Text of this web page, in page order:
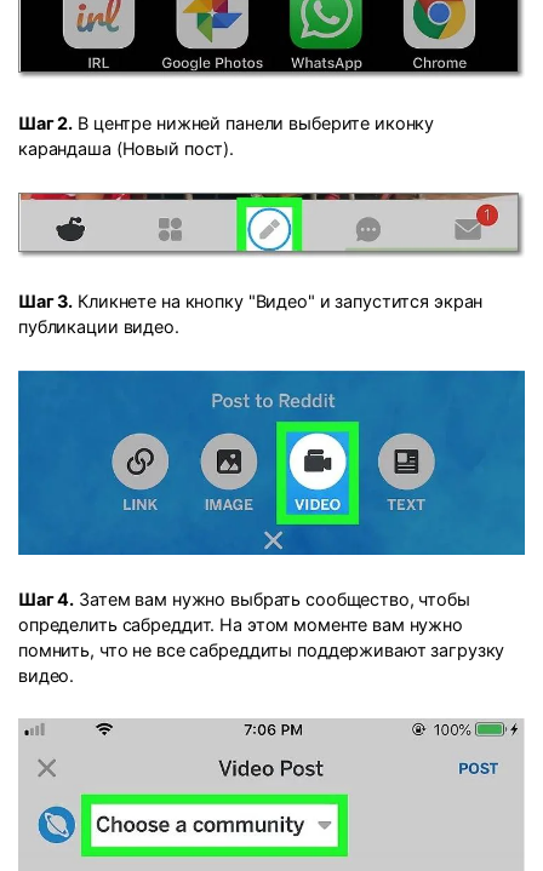
Шаг 2. В центре нижней панели выберите иконку
карандаша (Новый пост).
Шаг 3. Кликнете на кнопку "Видео" и запустится экран
публикации видео.
Шаг 4. Затем вам нужно выбрать сообщество, чтобы
определить сабреддит. На этом моменте вам нужно
помнить, что не все сабреддиты поддерживают загрузку
видео.